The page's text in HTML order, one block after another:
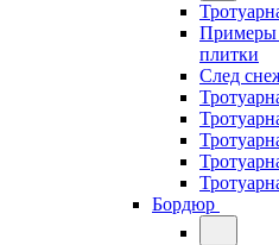
Примеры
плитки
След
Бордюр